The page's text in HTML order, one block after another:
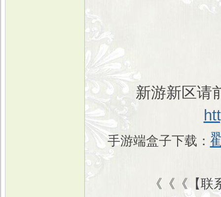
新游新区请
手游端盒子下载：
《《《【联